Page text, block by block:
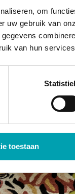
om
uw gebruik van
van hun
toestaan